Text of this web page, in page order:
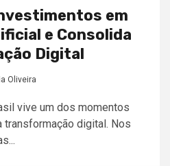
em
e Consolida
Digital
Oliveira
vive um dos momentos
digital. Nos